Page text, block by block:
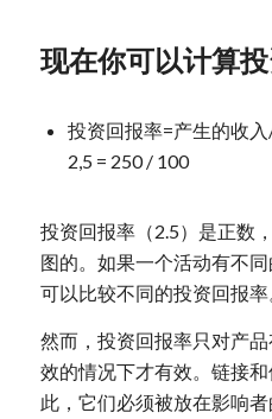
现在你可以计算投
投资回报率=产生的收
2,5 = 250 / 100
投资回报率（2.5）是正数
图的。如果一个活动有不
可以比较不同的投资回报率
然而，投资回报率只对产
效的情况下才有效。链接
此，它们必须被放在影响